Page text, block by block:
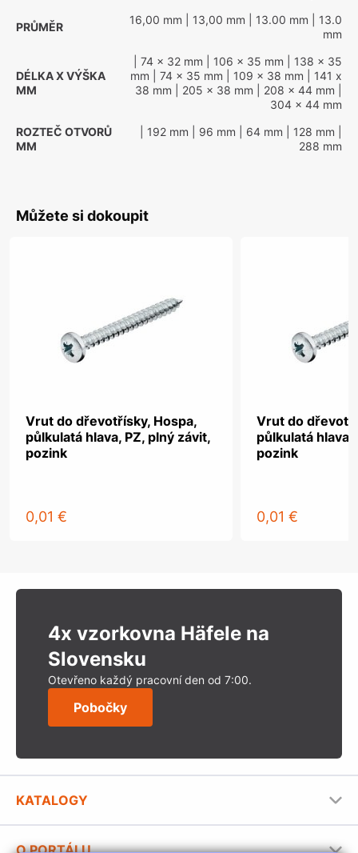
PRŮMĚR
16,00 mm | 13,00 mm | 13.00 mm | 13.0
mm
DÉLKA X VÝŠKA
MM
| 74 x 32 mm | 106 x 35 mm | 138 x 35
mm | 74 x 35 mm | 109 x 38 mm | 141 x
38 mm | 205 x 38 mm | 208 x 44 mm
304 x 44 mm
ROZTEČ OTVORŮ
MM
| 192 mm | 96 mm | 64 mm | 128 mm
288 mm
Můžete si dokoupit
Vrut do dřevotřísky, Hospa,
půlkulatá hlava, PZ, plný závit,
pozink
0,01 €
Vrut do
půlkulatá hlava,
pozink
0,01 €
4x vzorkovna Häfele na
Slovensku
Otevřeno každý pracovní den od 7:00.
Pobočky
KATALOGY
O PORTÁLU